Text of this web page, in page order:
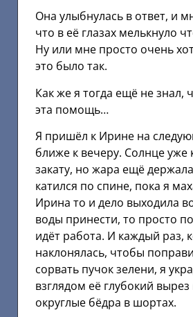
Она улыбнулась в ответ, и
что в её глазах мелькнуло
Ну или мне просто очень
это было так.
Как же я тогда ещё не знал,
эта помощь…
Я пришёл к Ирине на
ближе к вечеру. Солнце уже
закату, но жара ещё
катился по спине, пока я
Ирина то и дело выходила
воды принести, то просто
идёт работа. И каждый раз,
наклонялась, чтобы
сорвать пучок зелени, я
взглядом её глубокий
округлые бёдра в шортах.